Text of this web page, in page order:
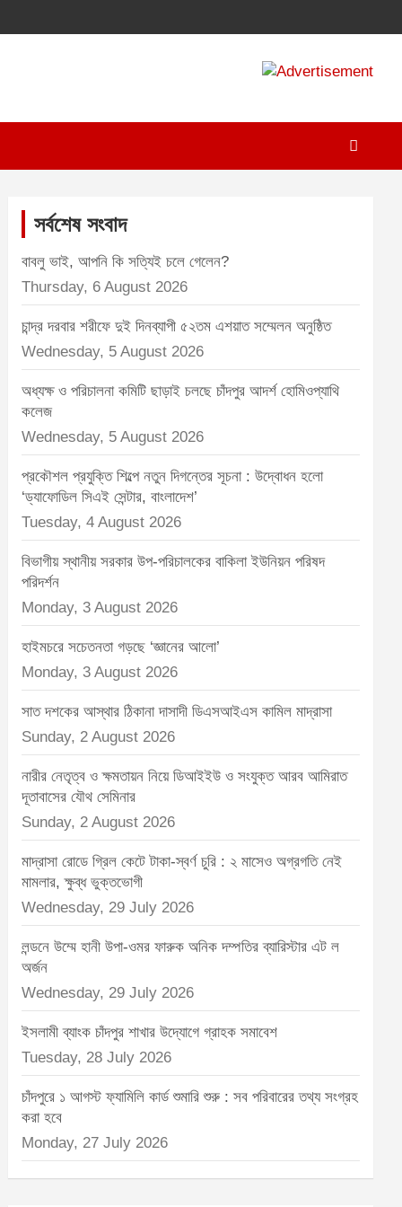
A
m
n
সর্বশেষ সংবাদ
বাবলু ভাই, আপনি কি সত্যিই চলে গেলেন?
Thursday, 6 August 2026
চান্দ্র দরবার শরীফে দুই দিনব্যাপী ৫২তম এশয়াত সম্মেলন অনুষ্ঠিত
Wednesday, 5 August 2026
অধ্যক্ষ ও পরিচালনা কমিটি ছাড়াই চলছে চাঁদপুর আদর্শ হোমিওপ্যাথি
কলেজ
Wednesday, 5 August 2026
প্রকৌশল প্রযুক্তি শিল্পে নতুন দিগন্তের সূচনা : উদ্বোধন হলো
‘ড্যাফোডিল সিএই সেন্টার, বাংলাদেশ’
Tuesday, 4 August 2026
বিভাগীয় স্থানীয় সরকার উপ-পরিচালকের বাকিলা ইউনিয়ন পরিষদ
পরিদর্শন
Monday, 3 August 2026
হাইমচরে সচেতনতা গড়ছে ‘জ্ঞানের আলো’
Monday, 3 August 2026
সাত দশকের আস্থার ঠিকানা দাসাদী ডিএসআইএস কামিল মাদ্রাসা
Sunday, 2 August 2026
নারীর নেতৃত্ব ও ক্ষমতায়ন নিয়ে ডিআইইউ ও সংযুক্ত আরব আমিরাত
দূতাবাসের যৌথ সেমিনার
Sunday, 2 August 2026
মাদ্রাসা রোডে গ্রিল কেটে টাকা-স্বর্ণ চুরি : ২ মাসেও অগ্রগতি নেই
মামলার, ক্ষুব্ধ ভুক্তভোগী
Wednesday, 29 July 2026
লন্ডনে উম্মে হানী উপা-ওমর ফারুক অনিক দম্পতির ব্যারিস্টার এট ল
অর্জন
Wednesday, 29 July 2026
ইসলামী ব্যাংক চাঁদপুর শাখার উদ্যোগে গ্রাহক সমাবেশ
Tuesday, 28 July 2026
চাঁদপুরে ১ আগস্ট ফ্যামিলি কার্ড শুমারি শুরু : সব পরিবারের তথ্য সংগ্রহ
করা হবে
Monday, 27 July 2026